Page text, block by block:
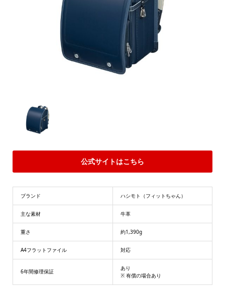
公式サイトはこちら
ブランド ハシモト（フィットちゃん）
主な素材 牛革
重さ 約1,390g
A4フラットファイル 対応
6年間修理保証
あり
※ 有償の場合あり